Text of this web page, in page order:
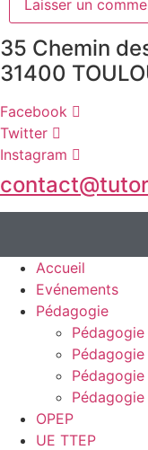
35 Chemin
31400
Facebook
Twitter
Instagram
Accueil
Evénements
Pédagogie
Pédagogie
Pédagogie
Pédagogie
Pédagogie
OPEP
UE TTEP